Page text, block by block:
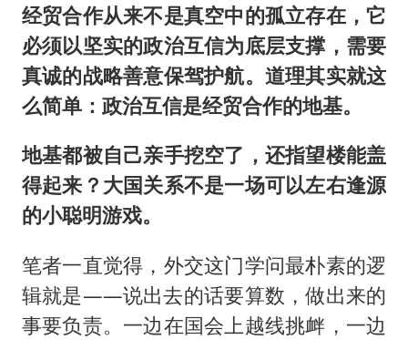
经贸合作从来不是真空中的孤立存在，它
必须以坚实的政治互信为底层支撑，需要
真诚的战略善意保驾护航。道理其实就这
么简单：政治互信是经贸合作的地基。
地基都被自己亲手挖空了，还指望楼能盖
得起来？大国关系不是一场可以左右逢源
的小聪明游戏。
笔者一直觉得，外交这门学问最朴素的逻
辑就是——说出去的话要算数，做出来的
事要负责。一边在国会上越线挑衅，一边